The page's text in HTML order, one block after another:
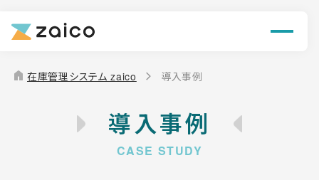
機能
home 在庫管理システム zaico 導入事例
導入事例